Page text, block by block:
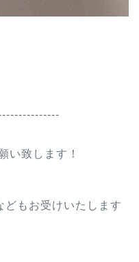
い致します！
どもお受けいたします